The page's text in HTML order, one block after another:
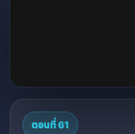
ตอนที่ 61